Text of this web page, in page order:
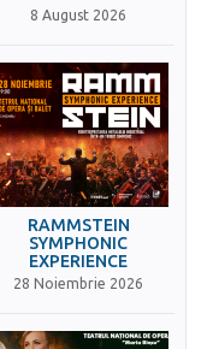
8 August 2026
RAMMSTEIN
SYMPHONIC
EXPERIENCE
28 Noiembrie 2026